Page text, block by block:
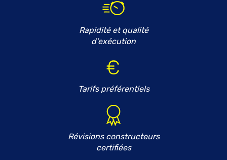
Rapidité et qualité
d'exécution
Tarifs préférentiels
Révisions constructeurs
certifiées